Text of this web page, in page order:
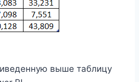
выше таблицу